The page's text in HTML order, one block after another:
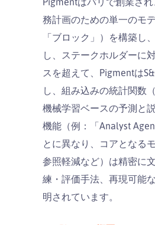
務計画のための単一のモ
「ブロック」）を構築
し、ステークホルダーに
スを超えて、Pigmentは
し、組み込みの統計関数
機械学習ベースの予測と
機能（例：「Analyst
とに異なり、コアとなる
参照軽減など）は精密に
練・評価手法、再現可能
明されています。